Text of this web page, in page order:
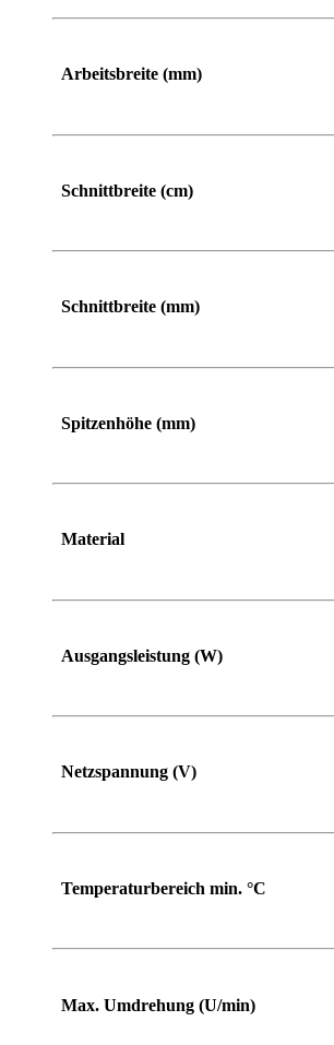
Arbeitsbreite (mm)
Schnittbreite (cm)
Schnittbreite (mm)
Spitzenhöhe (mm)
Material
Ausgangsleistung (W)
Netzspannung (V)
Temperaturbereich min. °C
Max. Umdrehung (U/min)